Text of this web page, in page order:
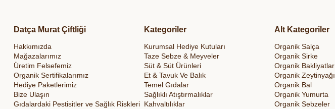
Datça Murat Çiftliği
Hakkımızda
Mağazalarımız
Üretim Felsefemiz
Organik Sertifikalarımız
Hediye Paketlerimiz
Bize Ulaşın
Gıdalardaki Pestisitler ve Sağlık Riskleri
Kategoriler
Kurumsal Hediye Kutuları
Taze Sebze & Meyveler
Süt & Süt Ürünleri
Et & Tavuk Ve Balık
Temel Gıdalar
Sağlıklı Atıştırmalıklar
Kahvaltılıklar
Alt Kategoriler
Organik Salça
Organik Sirke
Organik Bakliyatlar
Organik Zeytinyağı
Organik Bal
Organik Yumurta
Organik Sebzeler